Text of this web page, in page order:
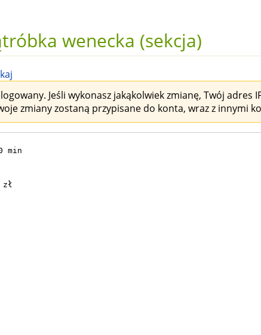
wenecka (sekcja)
Jeśli wykonasz jakąkolwiek zmianę, Twój adres
zmiany zostaną przypisane do konta, wraz z innymi